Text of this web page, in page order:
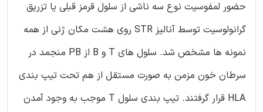
حضور لمفوسیت نوع سه ناشی از سلول قرمز قبلی یا تزریق
گرانولوسیت توسط آنالیز STR روی هشت مکان ژنی از همه
نمونه ها مشخص شد. سلول های T و B از PB منجمد در
سرطان خون مزمن به صورت مستقل از هم تحت تیپ بندی
HLA قرار گرفتند. تیپ بندی سلول T موجب به وجود آمدن